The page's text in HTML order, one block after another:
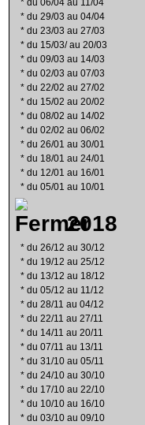
* du 06/04 au 11/04
* du 29/03 au 04/04
* du 23/03 au 27/03
* du 15/03/ au 20/03
* du 09/03 au 14/03
* du 02/03 au 07/03
* du 22/02 au 27/02
* du 15/02 au 20/02
* du 08/02 au 14/02
* du 02/02 au 06/02
* du 26/01 au 30/01
* du 18/01 au 24/01
* du 12/01 au 16/01
* du 05/01 au 10/01
2018
* du 26/12 au 30/12
* du 19/12 au 25/12
* du 13/12 au 18/12
* du 05/12 au 11/12
* du 28/11 au 04/12
* du 22/11 au 27/11
* du 14/11 au 20/11
* du 07/11 au 13/11
* du 31/10 au 05/11
* du 24/10 au 30/10
* du 17/10 au 22/10
* du 10/10 au 16/10
* du 03/10 au 09/10